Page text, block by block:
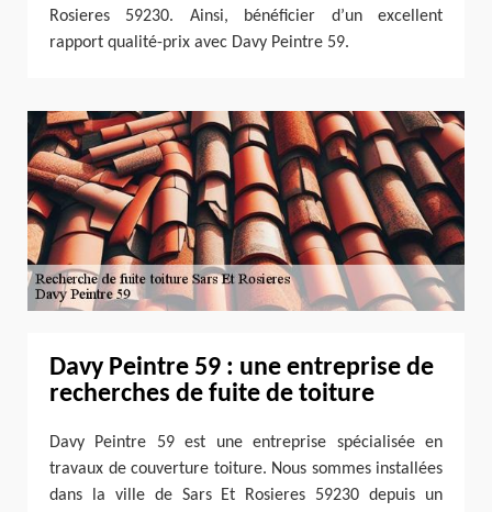
Rosieres 59230. Ainsi, bénéficier d’un excellent
rapport qualité-prix avec Davy Peintre 59.
Davy Peintre 59 : une entreprise de
recherches de fuite de toiture
Davy Peintre 59 est une entreprise spécialisée en
travaux de couverture toiture. Nous sommes installées
dans la ville de Sars Et Rosieres 59230 depuis un